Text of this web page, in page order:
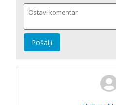
Pošalji